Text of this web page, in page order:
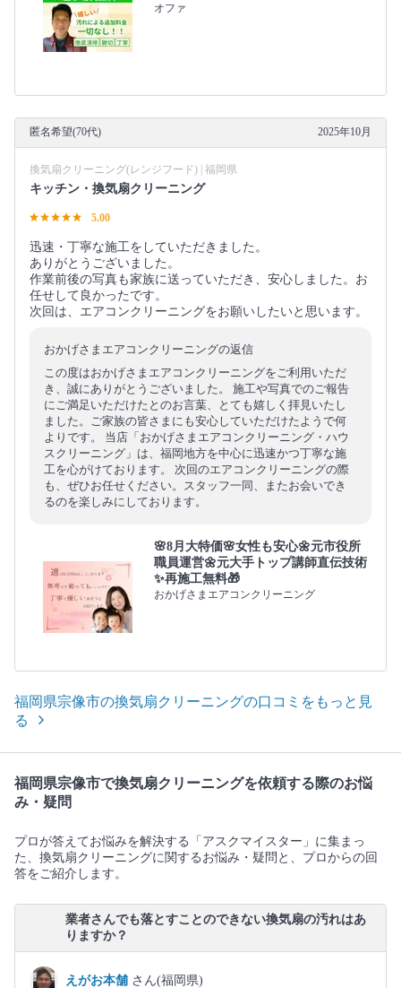
オファ
匿名希望(70代) 2025年10月
換気扇クリーニング(レンジフード) | 福岡県
キッチン・換気扇クリーニング
5.00
迅速・丁寧な施工をしていただきました。
ありがとうございました。
作業前後の写真も家族に送っていただき、安心しました。お
任せして良かったです。
次回は、エアコンクリーニングをお願いしたいと思います。
おかげさまエアコンクリーニングの返信
この度はおかげさまエアコンクリーニングをご利用いただ
き、誠にありがとうございました。 施工や写真でのご報告
にご満足いただけたとのお言葉、とても嬉しく拝見いたし
ました。ご家族の皆さまにも安心していただけたようで何
よりです。 当店「おかげさまエアコンクリーニング・ハウ
スクリーニング」は、福岡地方を中心に迅速かつ丁寧な施
工を心がけております。 次回のエアコンクリーニングの際
も、ぜひお任せください。スタッフ一同、またお会いでき
るのを楽しみにしております。
🌸8月大特価🌸女性も安心🌼元市役所
職員運営🌼元大手トップ講師直伝技術
✨再施工無料🎁
おかげさまエアコンクリーニング
福岡県宗像市の換気扇クリーニングの口コミをもっと見
る
福岡県宗像市で換気扇クリーニングを依頼する際のお悩
み・疑問
プロが答えてお悩みを解決する「アスクマイスター」に集まっ
た、換気扇クリーニングに関するお悩み・疑問と、プロからの回
答をご紹介します。
業者さんでも落とすことのできない換気扇の汚れはあ
りますか？
えがお本舗 さん(福岡県)